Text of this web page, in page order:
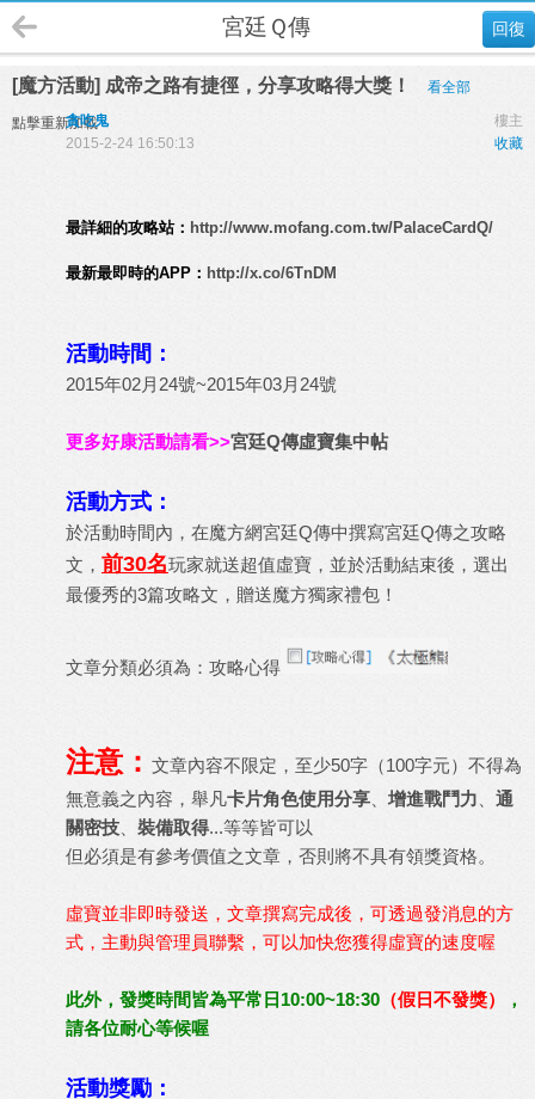
回復
宮廷Ｑ傳
[魔方活動] 成帝之路有捷徑，分享攻略得大獎！ 看全部
點擊重新加載 樓主
貪吃鬼
收藏
2015-2-24 16:50:13
最詳細的攻略站： http://www.mofang.com.tw/PalaceCardQ/
最新最即時的APP： http://x.co/6TnDM
活動時間：
2015年02月24號~2015年03月24號
更多好康活動請看>>宮廷Q傳虛寶集中帖
活動方式：
於活動時間內，在魔方網宮廷Q傳中撰寫宮廷Q傳之攻略
文， 前30名玩家就送超值虛寶，並於活動結束後，選出
最優秀的3篇攻略文，贈送魔方獨家禮包！
文章分類必須為：攻略心得
注意： 文章內容不限定，至少50字（100字元）不得為
無意義之內容，舉凡卡片角色使用分享 增進戰鬥力
通
關密技
裝備取得...等等皆可以
但必須是有參考價值之文章，否則將不具有領獎資格。
虛寶並非即時發送，文章撰寫完成後，可透過發消息的方
式，主動與管理員聯繫，可以加快您獲得虛寶的速度喔
此外，發獎時間皆為平常日10:00~18:30 （假日不發獎）
，
請各位耐心等候喔
活動獎勵：